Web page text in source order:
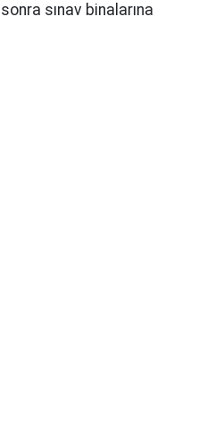
sınav binalarına